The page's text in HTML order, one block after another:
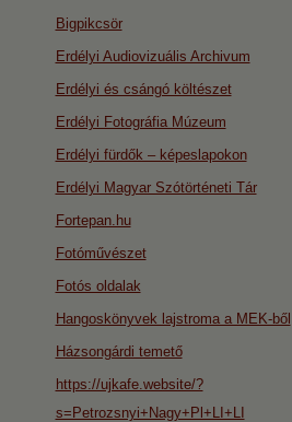
Bigpikcsör
Erdélyi Audiovizuális Archivum
Erdélyi és csángó költészet
Erdélyi Fotográfia Múzeum
Erdélyi fürdők – képeslapokon
Erdélyi Magyar Szótörténeti Tár
Fortepan.hu
Fotóművészet
Fotós oldalak
Hangoskönyvek lajstroma a MEK-ből
Házsongárdi temető
https://ujkafe.website/?
s=Petrozsnyi+Nagy+Pl+LI+LI